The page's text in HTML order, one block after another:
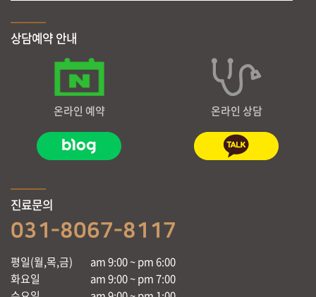
상담예약 안내
온라인 예약 온라인 상담
진료문의
031-8067-8117
평일(월,목,금)
am 9:00 ~ pm 6:00
화요일
am 9:00 ~ pm 7:00